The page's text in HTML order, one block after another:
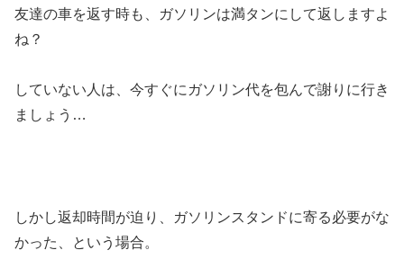
友達の車を返す時も、ガソリンは満タンにして返しますよ
ね？
していない人は、今すぐにガソリン代を包んで謝りに行き
ましょう…
しかし返却時間が迫り、ガソリンスタンドに寄る必要がな
かった、という場合。